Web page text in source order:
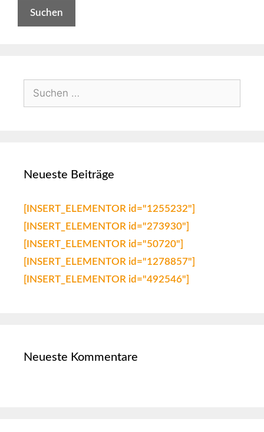
Neueste Beiträge
[INSERT_ELEMENTOR id="1255232"]
[INSERT_ELEMENTOR id="273930"]
[INSERT_ELEMENTOR id="50720"]
[INSERT_ELEMENTOR id="1278857"]
[INSERT_ELEMENTOR id="492546"]
Neueste Kommentare